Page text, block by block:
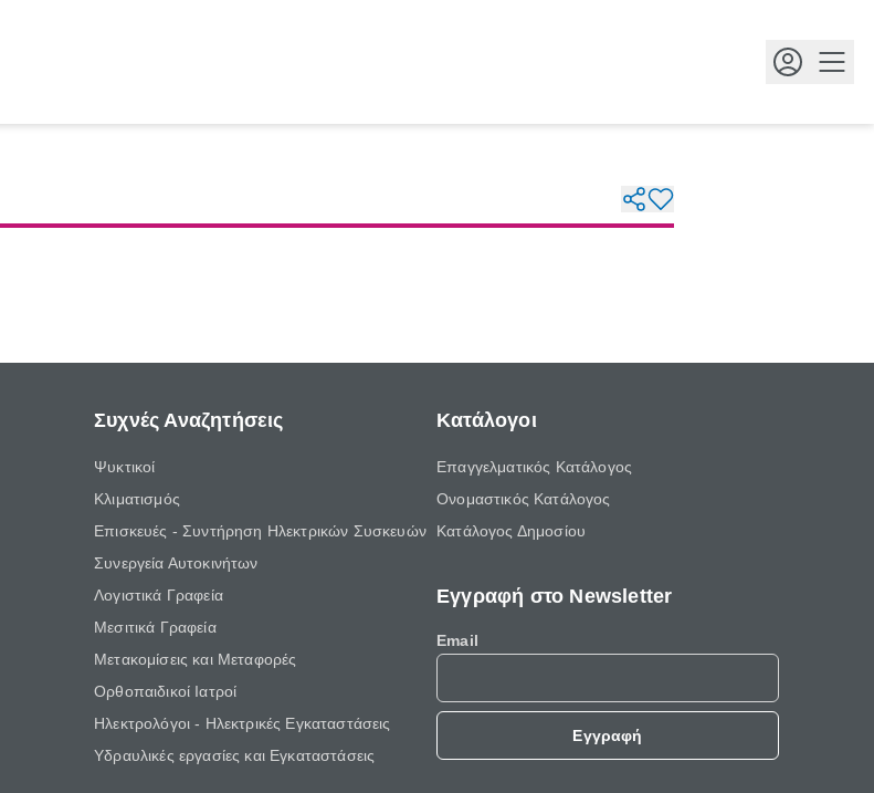
Συχνές Αναζητήσεις
Ψυκτικοί
Κλιματισμός
Επισκευές - Συντήρηση Ηλεκτρικών Συσκευών
Συνεργεία Αυτοκινήτων
Λογιστικά Γραφεία
Μεσιτικά Γραφεία
Μετακομίσεις και Μεταφορές
Ορθοπαιδικοί Ιατροί
Ηλεκτρολόγοι - Ηλεκτρικές Εγκαταστάσεις
Υδραυλικές εργασίες και Εγκαταστάσεις
Κατάλογοι
Επαγγελματικός Κατάλογος
Ονομαστικός Κατάλογος
Κατάλογος Δημοσίου
Εγγραφή στο Newsletter
Email
Εγγραφή